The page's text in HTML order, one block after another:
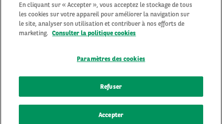
Qui sommes-nous?
Contactez-nous
Protection des données personnelles
En cliquant sur « Accepter », vous acceptez le stockage de tous
les cookies sur votre appareil pour améliorer la navigation sur
le site, analyser son utilisation et contribuer à nos efforts de
marketing. Consulter la politique cookies
Paramètres des cookies
Refuser
Accepter